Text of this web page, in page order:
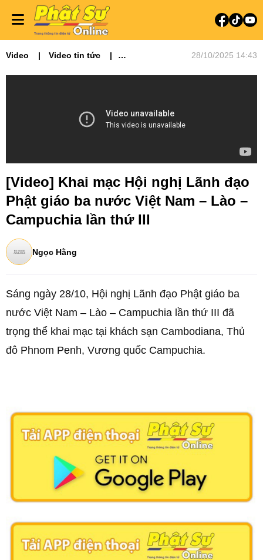
Video
Video tin tức
28/10/2025 14:43
[Video] Khai mạc Hội nghị Lãnh đạo
Phật giáo ba nước Việt Nam – Lào –
Campuchia lần thứ III
Ngọc Hằng
Sáng ngày 28/10, Hội nghị Lãnh đạo Phật giáo ba
nước Việt Nam – Lào – Campuchia lần thứ III đã
trọng thể khai mạc tại khách sạn Cambodiana, Thủ
đô Phnom Penh, Vương quốc Campuchia.